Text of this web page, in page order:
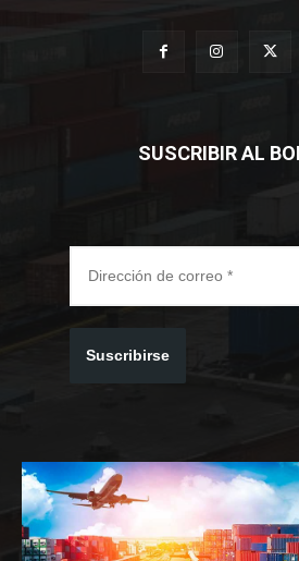
SUSCRIBIR AL
Suscribirse